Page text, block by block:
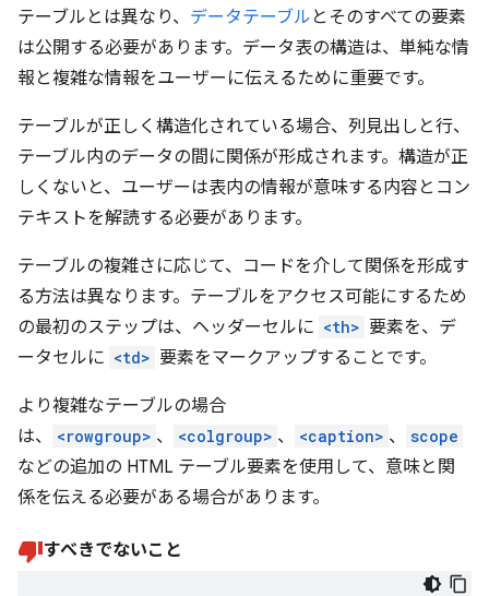
テーブルとは異なり、 データテーブル とそのすべての要素
は公開する必要があります。データ表の構造は、単純な情
報と複雑な情報をユーザーに伝えるために重要です。
テーブルが正しく構造化されている場合、列見出しと行、
テーブル内のデータの間に関係が形成されます。構造が正
しくないと、ユーザーは表内の情報が意味する内容とコン
テキストを解読する必要があります。
テーブルの複雑さに応じて、コードを介して関係を形成す
る方法は異なります。テーブルをアクセス可能にするため
の最初のステップは、ヘッダーセルに <th> 要素を、デ
ータセルに <td> 要素をマークアップすることです。
より複雑なテーブルの場合
は、
<rowgroup> 、 <colgroup> 、 <caption> 、 scope
などの追加の HTML テーブル要素を使用して、意味と関
係を伝える必要がある場合があります。
すべきでないこと